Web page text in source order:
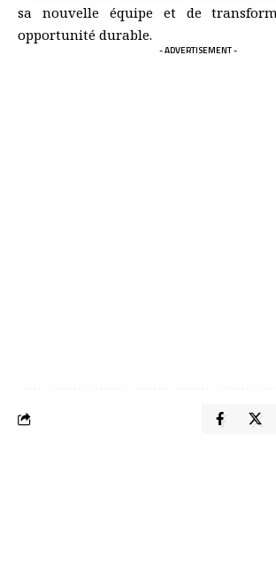
sa nouvelle équipe et de
opportunité durable.
- ADVERTISEMENT -